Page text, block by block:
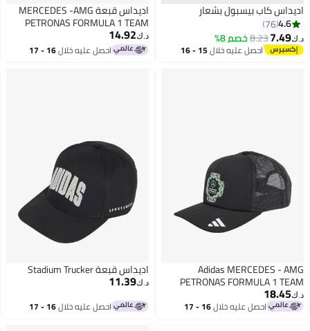
كاب بيسبول بشعار
76
8.23خصم 8%
احصل عليه خلال 15 - 16
اديداس قبعة MERCEDES -AMG
PETRONAS FORMULA 1 TEAM
DNA 3 STRIPES
14.92
احصل عليه خلال 16 - 17
Adidas
PETRONAS FORMULA
احصل عليه خلال 16 - 17
اديداس قبعة Stadium Trucker
11.39
احصل عليه خلال 16 - 17